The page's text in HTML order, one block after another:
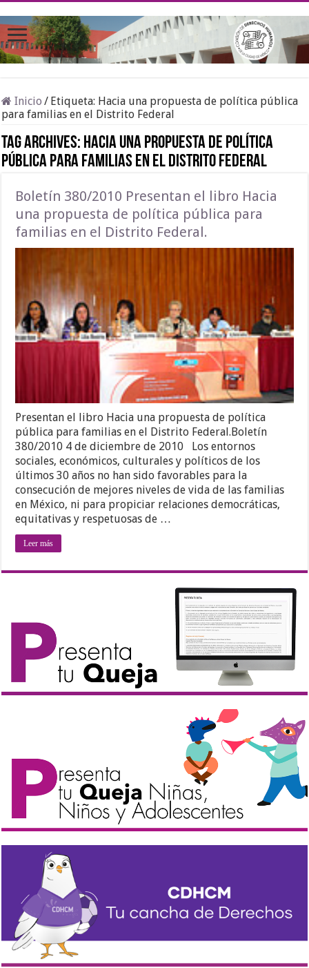
Inicio / Etiqueta: Hacia una propuesta de política pública
para familias en el Distrito Federal
Tag Archives: Hacia una propuesta de política
pública para familias en el Distrito Federal
Boletín 380/2010 Presentan el libro Hacia
una propuesta de política pública para
familias en el Distrito Federal.
Presentan el libro Hacia una propuesta de política
pública para familias en el Distrito Federal.Boletín
380/2010 4 de diciembre de 2010 Los entornos
sociales, económicos, culturales y políticos de los
últimos 30 años no han sido favorables para la
consecución de mejores niveles de vida de las familias
en México, ni para propiciar relaciones democráticas,
equitativas y respetuosas de …
Leer más